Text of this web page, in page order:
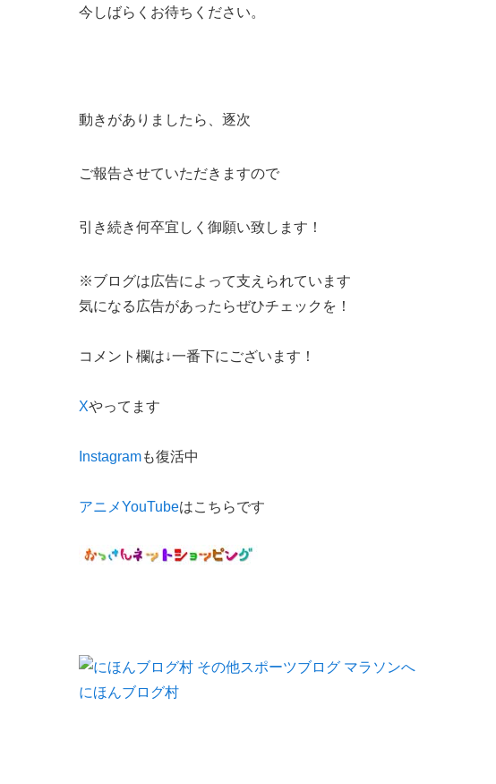
今しばらくお待ちください。
動きがありましたら、逐次
ご報告させていただきますので
引き続き何卒宜しく御願い致します！
※ブログは広告によって支えられています
気になる広告があったらぜひチェックを！
コメント欄は↓一番下にございます！
Xやってます
Instagramも復活中
アニメYouTubeはこちらです
にほんブログ村